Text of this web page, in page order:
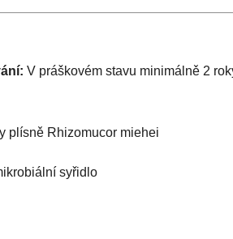
V práškovém stavu minimálně 2
plísně Rhizomucor miehei
syřidlo